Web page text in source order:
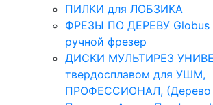
ПИЛКИ для ЛОБЗИКА
ФРЕЗЫ ПО ДЕРЕВУ
ручной фрезер
ДИСКИ МУЛЬТИРЕЗ
твердосплавом для УШМ,
ПРОФЕССИОНАЛ, (Дерево